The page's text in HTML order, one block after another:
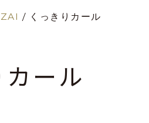
/ くっきりカール
ール